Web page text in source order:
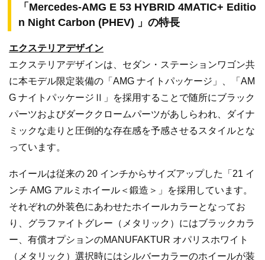
「Mercedes-AMG E 53 HYBRID 4MATIC+ Editio
n Night Carbon (PHEV) 」の特長
エクステリアデザイン
エクステリアデザインは、セダン・ステーションワゴン共
に本モデル限定装備の「AMG ナイトパッケージ」、「AM
G ナイトパッケージⅡ」を採用することで随所にブラック
パーツおよびダーククロームパーツがあしらわれ、ダイナ
ミックな走りと圧倒的な存在感を予感させるスタイルとな
っています。
ホイールは従来の 20 インチからサイズアップした「21 イ
ンチ AMG アルミホイール＜鍛造＞」を採用しています。
それぞれの外装色にあわせたホイールカラーとなってお
り、グラファイトグレー（メタリック）にはブラックカラ
ー、有償オプションのMANUFAKTUR オパリスホワイト
（メタリック）選択時にはシルバーカラーのホイールが装